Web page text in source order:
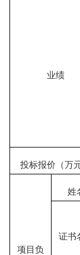
业绩
投标报价（万元
项目负
姓
证书